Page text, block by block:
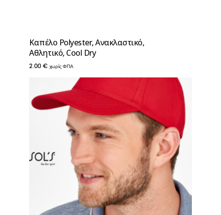
Καπέλο Polyester, Ανακλαστικό,
Αθλητικό, Cool Dry
2.00 € χωρίς ΦΠΑ